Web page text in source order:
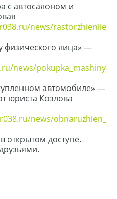
с автосалоном и
news/
физического лица» —
news/
автомобиле» —
юриста Козлова
news/
открытом доступе.